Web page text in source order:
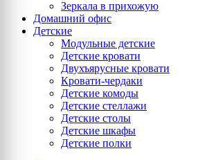
Зеркала в прихожую
Домашний офис
Детские
Модульные детские
Детские кровати
Двухъярусные кровати
Кровати-чердаки
Детские комоды
Детские стеллажи
Детские столы
Детские шкафы
Детские полки